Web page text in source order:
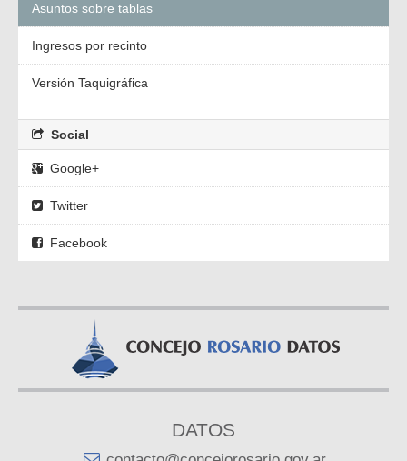
Asuntos sobre tablas
Ingresos por recinto
Versión Taquigráfica
Social
Google+
Twitter
Facebook
DATOS